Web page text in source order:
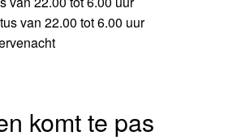
van 22.00 tot 6.00 uur
komt te pas